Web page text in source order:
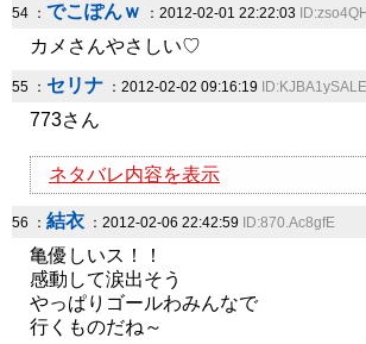
54 ： でこぽんｗ ：2012-02-01 22:22:03
カメさんやさしい♡
55 ： セリナ ：2012-02-02 09:16:19 ID:KJBA1ySALE
773さん
ネタバレ内容を表示
56 ： 結衣 ：2012-02-06 22:42:59 ID:870.Ac8gfE
亀優しいス！！
感動して涙出そう
やっぱりゴールわみんなで
行くものだね～